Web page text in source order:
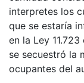
interpretes los
que se estaría
en la Ley
se secuestró la
ocupantes del